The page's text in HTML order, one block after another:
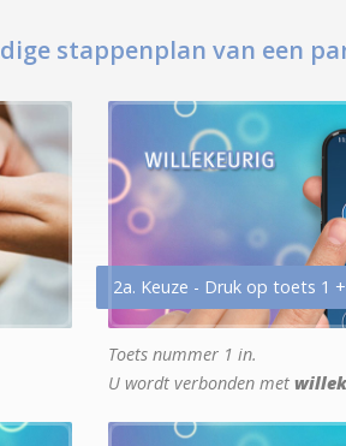
stappenplan van een
2a. Keuze - Druk op toets 1 +
Toets nummer 1 in.
U wordt verbonden met